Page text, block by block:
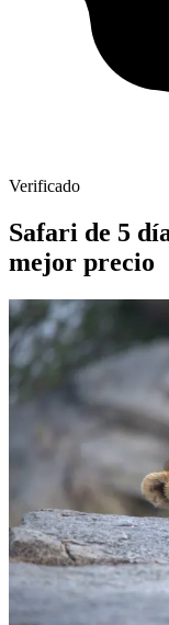
Verificado
Safari de 5
mejor precio